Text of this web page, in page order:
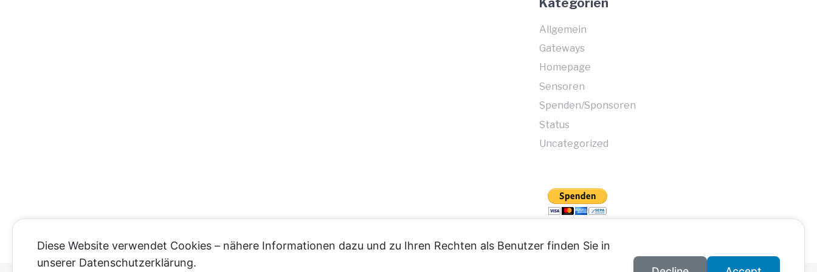
Allgemein
Gateways
Homepage
Sensoren
Spenden/Sponsoren
Status
Uncategorized
Diese Website verwendet Cookies – nähere Informationen dazu und zu Ihren Rechten als Benutzer finden Sie in
unserer Datenschutzerklärung.